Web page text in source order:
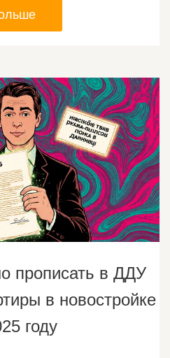
прописать в ДДУ
в новостройке
году